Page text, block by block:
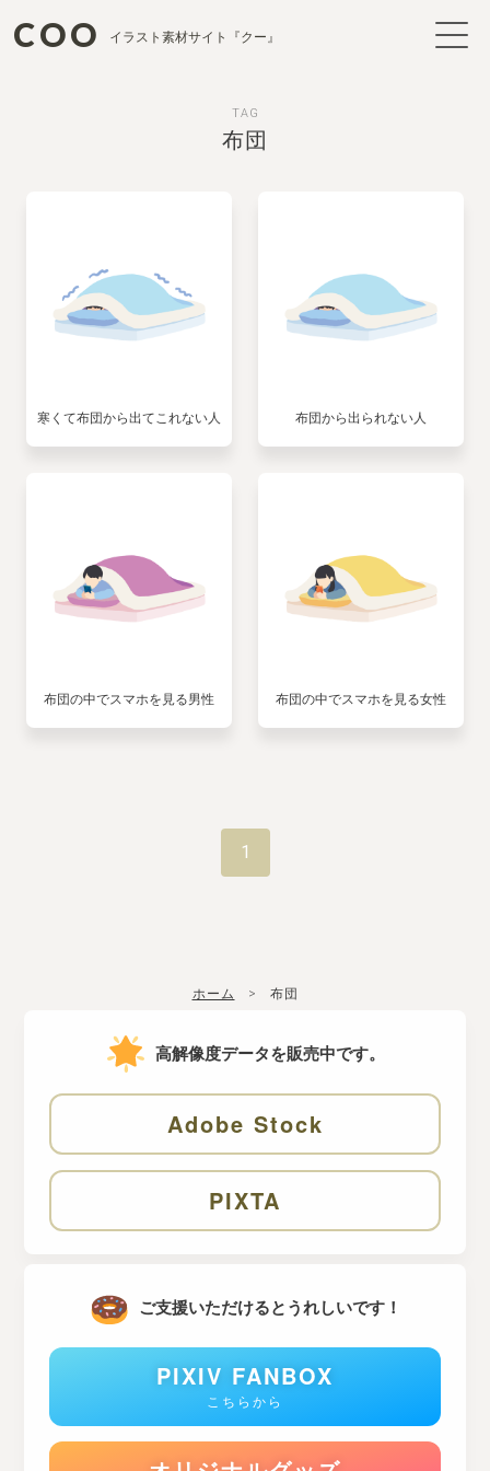
COO イラスト素材サイト『クー』
TAG
布団
寒くて布団から出てこれない人 布団から出られない人
布団の中でスマホを見る男性 布団の中でスマホを見る女性
1
ホーム 布団
高解像度データを販売中です。
Adobe Stock
PIXTA
ご支援いただけるとうれしいです！
PIXIV FANBOX
こちらから